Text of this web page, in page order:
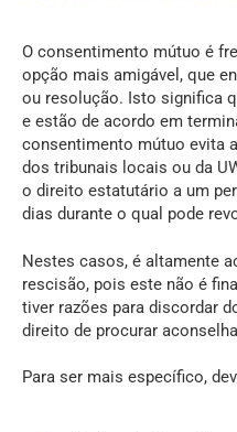
O consentimento mútuo é
opção mais amigável, que
ou resolução. Isto significa
e estão de acordo em
consentimento mútuo evita
dos tribunais locais ou da
o direito estatutário a um
dias durante o qual pode
Nestes casos, é altamente
rescisão, pois este não é
tiver razões para discordar
direito de procurar
Para ser mais específico,